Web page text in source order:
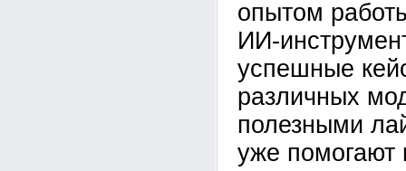
опытом
ИИ-
успешные
различных
полезными
уже помогают